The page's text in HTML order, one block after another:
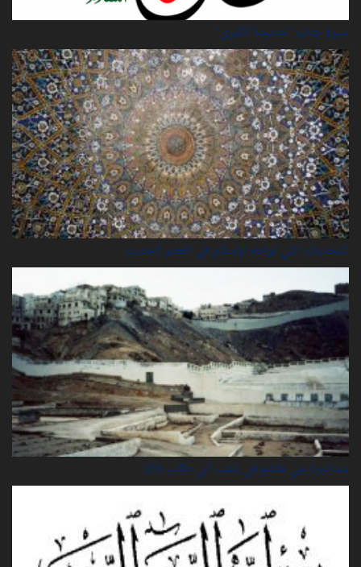
سيرة‌ جناب "خديجة‌ الكبرى"
التحديات التي تواجه الإسلام في العصر الحديث
محاصرة بني هاشم في شعب أبي طالب (20)